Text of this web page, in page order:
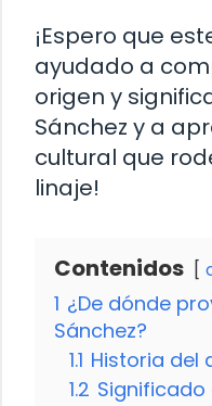
¡Espero que
ayudado a
origen y
Sánchez y a
cultural que
linaje!
Contenidos
1 ¿De dónde
Sánchez?
1.1 Historia del
1.2 Significado